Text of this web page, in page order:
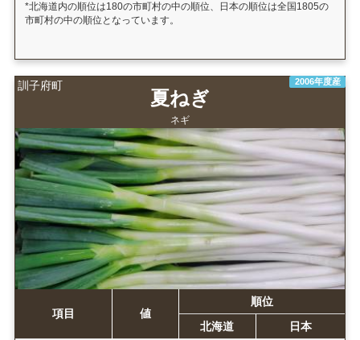
*北海道内の順位は180の市町村の中の順位、日本の順位は全国1805の
市町村の中の順位となっています。
訓子府町 2006年度産
夏ねぎ
ネギ
項目 値
順位
北海道
日本